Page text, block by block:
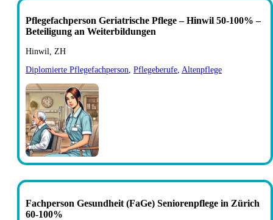
Pflegefachperson Geriatrische Pflege – Hinwil 50-100% –
Beteiligung an Weiterbildungen
Hinwil, ZH
Diplomierte Pflegefachperson, Pflegeberufe, Altenpflege
Fachperson Gesundheit (FaGe) Seniorenpflege in Zürich
60-100%